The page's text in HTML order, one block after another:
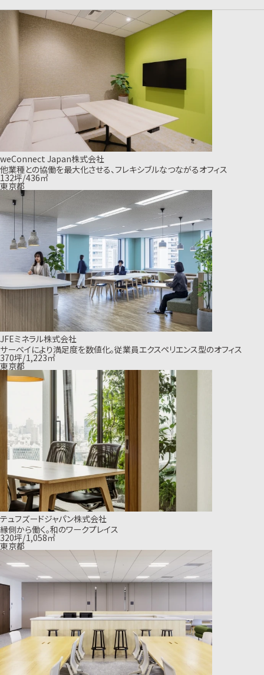
weConnect Japan株式会社
他業種との協働を最大化させる、フレキシブルなつながるオフィス
132坪/436㎡
東京都
JFEミネラル株式会社
サーベイにより満足度を数値化。従業員エクスペリエンス型のオフィス
370坪/1,223㎡
東京都
テュフズードジャパン株式会社
縁側から働く。和のワークプレイス
320坪/1,058㎡
東京都